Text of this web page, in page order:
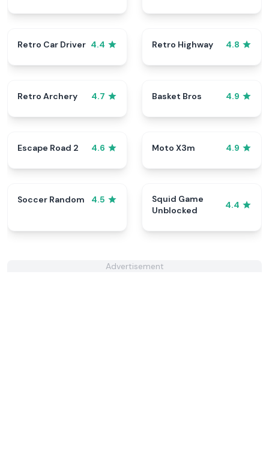
Retro Car Driver 4.4 Retro Highway 4.8
Retro Archery 4.7 Basket Bros 4.9
Escape Road 2 4.6 Moto X3m 4.9
Soccer Random 4.5
Squid Game
Unblocked
4.4
Advertisement